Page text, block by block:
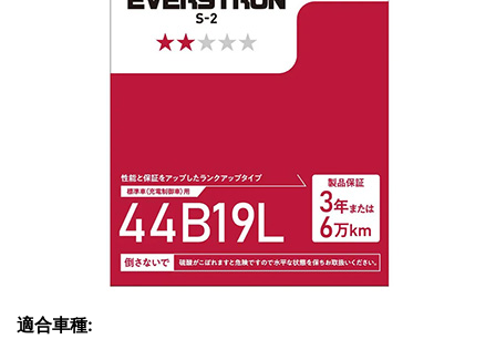
適合車種: